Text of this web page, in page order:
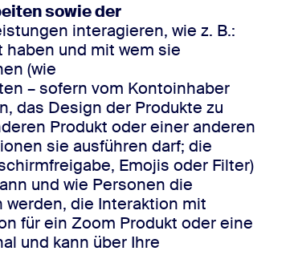
sowie der
interagieren, wie z. B.:
und mit wem sie
(wie
– sofern vom Kontoinhaber
das Design der Produkte zu
Produkt oder einer anderen
sie ausführen darf; die
Emojis oder Filter)
und wie Personen die
die Interaktion mit
für ein Zoom Produkt oder eine
und kann über Ihre